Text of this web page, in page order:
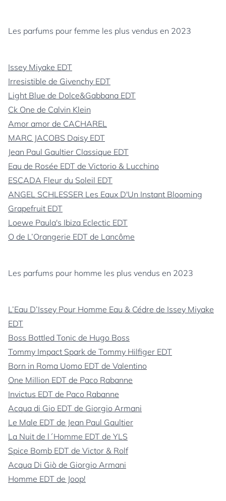
Les parfums pour femme les plus vendus en 2023
Issey Miyake EDT
Irresistible de Givenchy EDT
Light Blue de Dolce&Gabbana EDT
Ck One de Calvin Klein
Amor amor de CACHAREL
MARC JACOBS Daisy EDT
Jean Paul Gaultier Classique EDT
Eau de Rosée EDT de Victorio & Lucchino
ESCADA Fleur du Soleil EDT
ANGEL SCHLESSER Les Eaux D'Un Instant Blooming
Grapefruit EDT
Loewe Paula's Ibiza Eclectic EDT
O de L’Orangerie EDT de Lancôme
Les parfums pour homme les plus vendus en 2023
L’Eau D’Issey Pour Homme Eau & Cédre de Issey Miyake
EDT
Boss Bottled Tonic de Hugo Boss
Tommy Impact Spark de Tommy Hilfiger EDT
Born in Roma Uomo EDT de Valentino
One Million EDT de Paco Rabanne
Invictus EDT de Paco Rabanne
Acqua di Gio EDT de Giorgio Armani
Le Male EDT de Jean Paul Gaultier
La Nuit de l´Homme EDT de YLS
Spice Bomb EDT de Victor & Rolf
Acqua Di Giò de Giorgio Armani
Homme EDT de Joop!